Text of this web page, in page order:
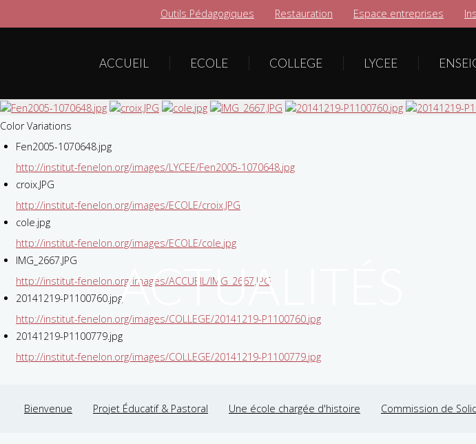
Outils Pédagogiques Restauration Espace entreprises
ACCUEIL ECOLE COLLEGE LYCEE
Color Variations
Fen2005-1070648.jpg
http://institut-fenelon.org/images/LYCEE/Fen2005-1070648.jpg
croix.JPG
http://institut-fenelon.org/images/ECOLE/croix.JPG
cole.jpg
http://institut-fenelon.org/images/ECOLE/cole.jpg
IMG_2667.JPG
http://institut-fenelon.org/images/ACCUEIL/IMG_2667.JPG
20141219-P1100760.jpg
http://institut-fenelon.org/images/COLLEGE/20141219-P1100760.jpg
20141219-P1100779.jpg
http://institut-fenelon.org/images/COLLEGE/20141219-P1100779.jpg
ACTUALITÉS
Bienvenue Projet Éducatif & Pastoral Une école chargée d'histoire Commission de